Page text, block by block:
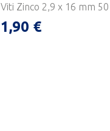
Viti Zinco 2,9 x 16 mm
1,90 €